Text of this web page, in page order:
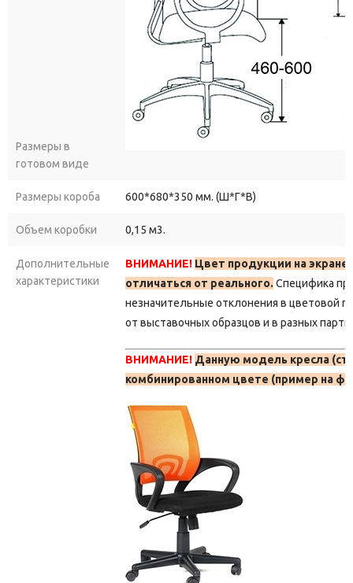
Размеры в
готовом виде
Размеры короба 600*680*350 мм. (Ш*Г*В)
Объем коробки 0,15 м3.
Дополнительные
характеристики
ВНИМАНИЕ! Цвет продукции на
отличаться от реального. Специфика
незначительные отклонения в цветовой
от выставочных образцов и в разных
ВНИМАНИЕ! Данную модель кресла
комбинированном цвете (пример на